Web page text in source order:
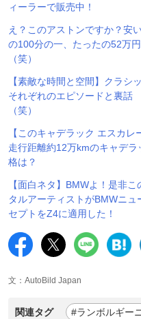
ィーラーで販売中！
え？このアストンですか？安
の100分の一、たったの52万
（笑）
【素敵な時間と空間】クラシ
それぞれのエピソードと裏
（笑）
【このキャデラック エスカ
走行距離約12万kmのキャデ
格は？
【面白ネタ】BMWよ！是非
タルアーティストがBMWニ
セプトをZ4に適用した！
文：AutoBild Japan
関連タグ #ランボルギー